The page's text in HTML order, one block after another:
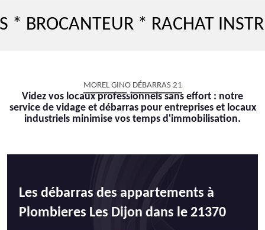
* RACHAT
MOREL GINO DÉBARRAS 21
Videz vos locaux professionnels sans effort : notre
service de vidage et débarras pour entreprises et locaux
industriels minimise vos temps d'immobilisation.
Les débarras des appartements à
Plombieres Les Dijon dans le 21370